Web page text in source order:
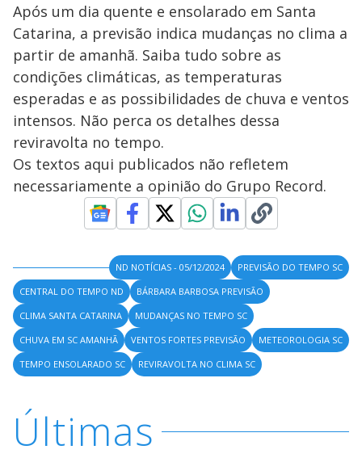
Após um dia quente e ensolarado em Santa
Catarina, a previsão indica mudanças no clima a
partir de amanhã. Saiba tudo sobre as
condições climáticas, as temperaturas
esperadas e as possibilidades de chuva e ventos
intensos. Não perca os detalhes dessa
reviravolta no tempo.
Os textos aqui publicados não refletem
necessariamente a opinião do Grupo Record.
ND NOTÍCIAS - 05/12/2024
PREVISÃO DO TEMPO SC
CENTRAL DO TEMPO ND
BÁRBARA BARBOSA PREVISÃO
CLIMA SANTA CATARINA
MUDANÇAS NO TEMPO SC
CHUVA EM SC AMANHÃ
VENTOS FORTES PREVISÃO
METEOROLOGIA SC
TEMPO ENSOLARADO SC
REVIRAVOLTA NO CLIMA SC
Últimas